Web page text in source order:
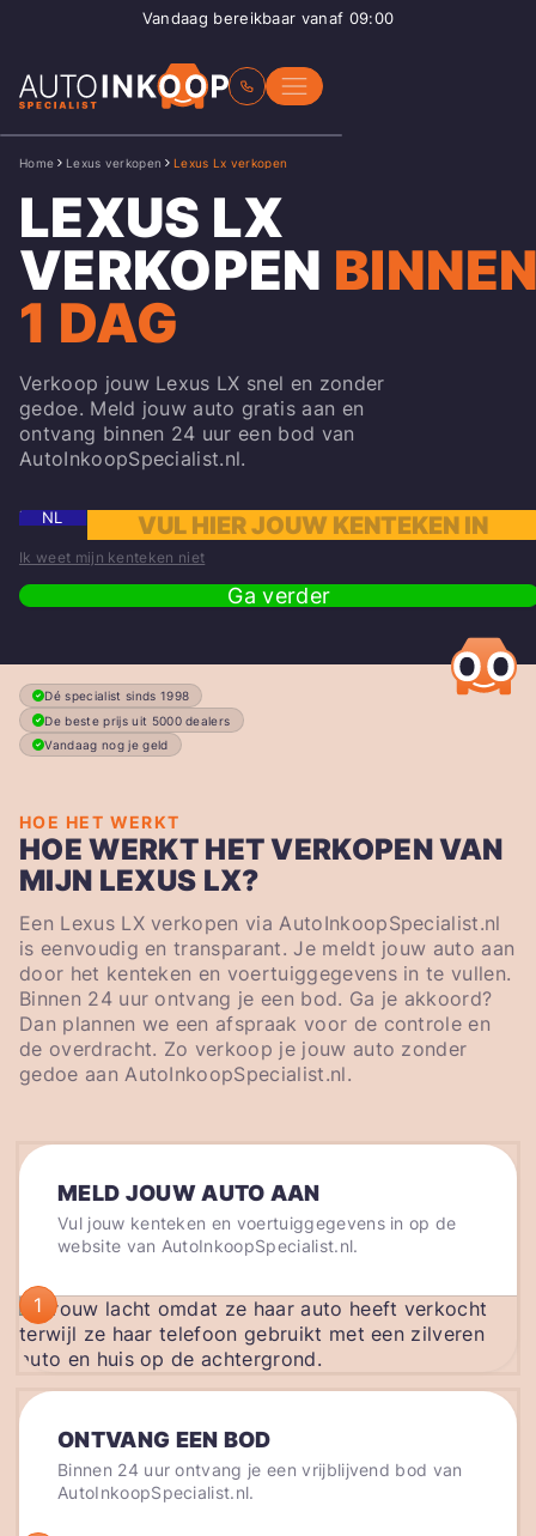
Vandaag bereikbaar vanaf 09:00
Home Lexus verkopen Lexus Lx verkopen
LEXUS LX
VERKOPEN
1 DAG
Verkoop jouw Lexus LX snel en zonder
gedoe. Meld jouw auto gratis aan en
ontvang binnen 24 uur een bod van
AutoInkoopSpecialist.nl.
NL
Ik weet mijn kenteken niet
Ga verder
Dé specialist sinds 1998
De beste prijs uit 5000 dealers
Vandaag nog je geld
HOE HET WERKT
HOE WERKT HET VERKOPEN VAN
MIJN LEXUS LX?
Een Lexus LX verkopen via AutoInkoopSpecialist.nl
is eenvoudig en transparant. Je meldt jouw auto aan
door het kenteken en voertuiggegevens in te vullen.
Binnen 24 uur ontvang je een bod. Ga je akkoord?
Dan plannen we een afspraak voor de controle en
de overdracht. Zo verkoop je jouw auto zonder
gedoe aan AutoInkoopSpecialist.nl.
MELD JOUW AUTO AAN
Vul jouw kenteken en voertuiggegevens in op de
website van AutoInkoopSpecialist.nl.
1
ONTVANG EEN BOD
Binnen 24 uur ontvang je een vrijblijvend bod van
AutoInkoopSpecialist.nl.